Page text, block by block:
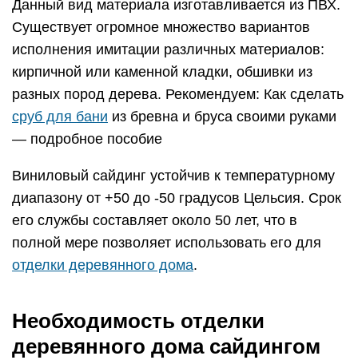
Данный вид материала изготавливается из ПВХ.
Существует огромное множество вариантов
исполнения имитации различных материалов:
кирпичной или каменной кладки, обшивки из
разных пород дерева. Рекомендуем: Как сделать
сруб для бани из бревна и бруса своими руками
— подробное пособие
Виниловый сайдинг устойчив к температурному
диапазону от +50 до -50 градусов Цельсия. Срок
его службы составляет около 50 лет, что в
полной мере позволяет использовать его для
отделки деревянного дома.
Необходимость отделки
деревянного дома сайдингом